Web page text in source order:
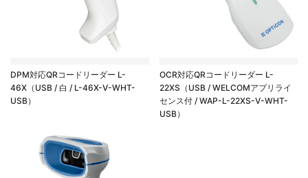
DPM対応QRコードリーダー L-
46X（USB / 白 / L-46X-V-WHT-
USB）
OCR対応QRコードリーダー L-
22XS（USB / WELCOMアプリライ
センス付 / WAP-L-22XS-V-WHT-
USB）